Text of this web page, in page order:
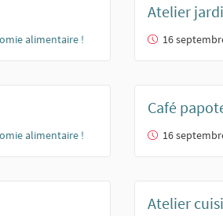
alimentaire !
alimentaire !
Atelier
16
Café
16
Atelier